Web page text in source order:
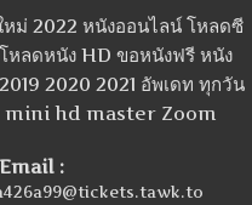
ม่ 2022 หนังออนไลน์ โหลดซี
ลดหนัง HD ขอหนังฟรี หนัง
2020 2021 อัพเดท ทุกวัน
mini hd master Zoom
: